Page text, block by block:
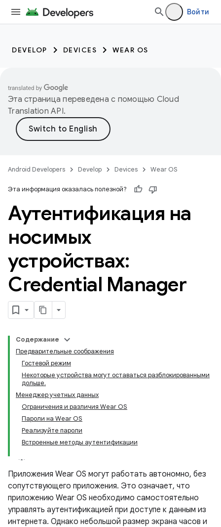
Войти
DEVELOP DEVICES WEAR OS
Эта страница переведена с помощью Cloud
Translation API.
Android Developers Develop Devices Wear OS
Эта информация оказалась полезной?
Аутентификация на
носимых
устройствах:
Credential Manager
Содержание
Предварительные соображения
Гостевой режим
Некоторые устройства могут оставаться разблокированными
дольше.
Менеджер учетных данных
Ограничения и различия Wear OS
Пароли на Wear OS
Реализуйте пароли
Встроенные методы аутентификации
Приложения Wear OS могут работать автономно, без
сопутствующего приложения. Это означает, что
приложению Wear OS необходимо самостоятельно
управлять аутентификацией при доступе к данным из
интернета. Однако небольшой размер экрана часов и